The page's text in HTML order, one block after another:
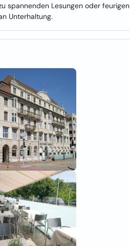
spannenden Lesungen oder feurigen
Unterhaltung.